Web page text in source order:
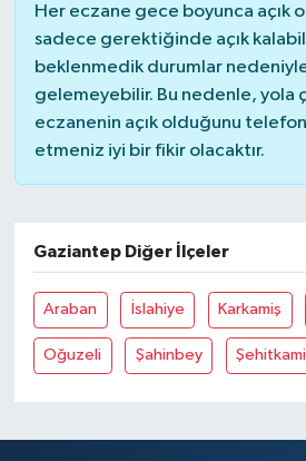
Her eczane gece boyunca açık
sadece gerektiğinde açık
beklenmedik durumlar
gelemeyebilir. Bu nedenle, yola
eczanenin açık olduğunu telefon
etmeniz iyi bir fikir olacaktır.
Gaziantep Diğer İlçeler
Araban İslahiye Karkamiş
Oğuzeli Şahinbey Şehitkamil